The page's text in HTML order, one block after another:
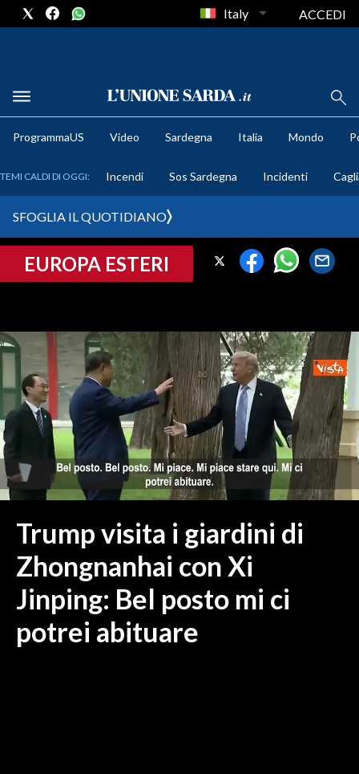
METEO
CRONACA SARDEGNA
SULCIS IGLESIENTE
MEDIO CAMPIDANO
ORISTANO E PROVINCIA
SASSARI E PROVINCIA
GALLURA
NUORO E PROVINCIA
OGLIASTRA
ITALIA
MONDO
POLITICA
Italy ACCEDI
ProgrammaUS Video Sardegna Italia Mondo
TEMI CALDI DI OGGI: Incendi Sos Sardegna Incidenti
SFOGLIA IL QUOTIDIANO
EUROPA ESTERI
Trump visita i giardini di
Zhongnanhai con Xi
Jinping: Bel posto mi ci
potrei abituare